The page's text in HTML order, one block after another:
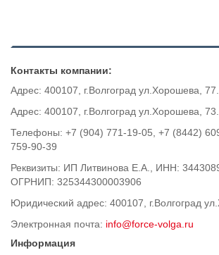
Контакты компании:
Адрес: 400107, г.Волгоград ул.Хорошева, 77.
Адрес: 400107, г.Волгоград ул.Хорошева, 73.
Телефоны: +7 (904) 771-19-05, +7 (8442)
759-90-39
Реквизиты: ИП Литвинова Е.А., ИНН:
ОГРНИП: 325344300003906
Юридический адрес: 400107, г.Волгоград
Электронная почта: info@force-volga.ru
Информация